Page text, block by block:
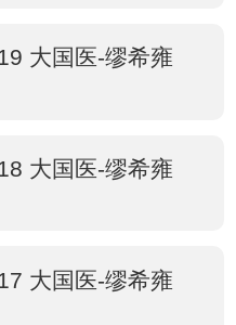
大国医-缪希雍
大国医-缪希雍
大国医-缪希雍